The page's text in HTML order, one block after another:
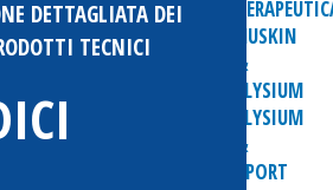
NUSKIN
&
ELYSIUM
ELYSIUM
&
SPORT
DETTAGLIATA DEI
TECNICI